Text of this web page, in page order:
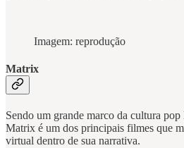
Imagem: reprodução
Matrix
Sendo um grande marco da cultura
Matrix é um dos principais filmes que
virtual dentro de sua narrativa.